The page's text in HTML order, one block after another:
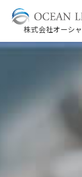
株式会社オーシ